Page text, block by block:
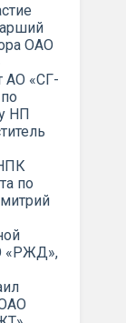
ОАО
АО «СГ-
НП
по
«РЖД»,